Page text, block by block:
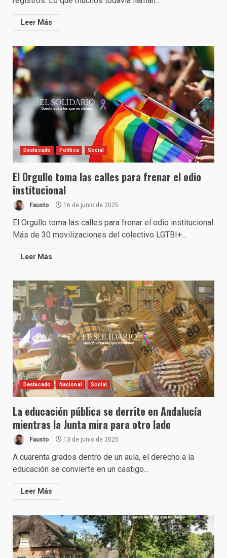
Leer Más
Destacado Política Social
El Orgullo toma las calles para frenar el odio
institucional
Fausto 16 de junio de 2025
El Orgullo toma las calles para frenar el odio institucional
Más de 30 movilizaciones del colectivo LGTBI+...
Leer Más
Destacado Nacional Social
La educación pública se derrite en Andalucía
mientras la Junta mira para otro lado
Fausto 13 de junio de 2025
A cuarenta grados dentro de un aula, el derecho a la
educación se convierte en un castigo...
Leer Más